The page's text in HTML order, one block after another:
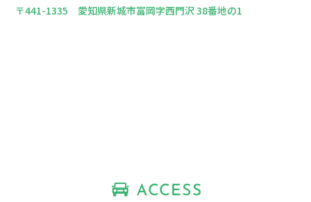
〒441-1335 愛知県新城市富岡字西門沢 38番地の1